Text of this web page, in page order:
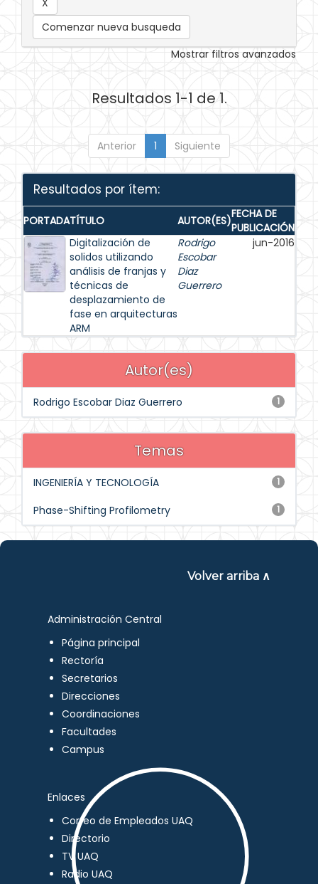
Comenzar nueva busqueda
Mostrar filtros avanzados
Resultados 1-1 de 1.
Anterior 1 Siguiente
Resultados por ítem:
PORTADATÍTULO AUTOR(ES)FECHA DE
PUBLICACIÓN
Digitalización de
solidos utilizando
análisis de franjas y
técnicas de
desplazamiento de
fase en arquitecturas
ARM
Rodrigo
Escobar
Diaz
Guerrero
jun-2016
Autor(es)
1
Rodrigo Escobar Diaz Guerrero
Temas
1
INGENIERÍA Y TECNOLOGÍA
1
Phase-Shifting Profilometry
Volver arriba ∧
Administración Central
Página principal
Rectoría
Secretarios
Direcciones
Coordinaciones
Facultades
Campus
Enlaces
Correo de Empleados UAQ
Directorio
TV UAQ
Radio UAQ